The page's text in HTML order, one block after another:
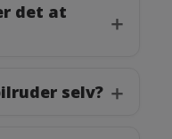
det at
selv?